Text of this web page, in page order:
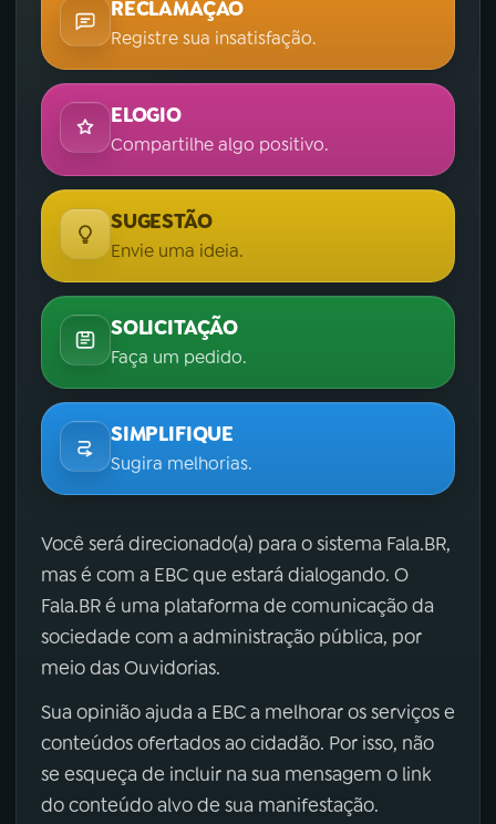
RECLAMAÇÃO
Registre sua insatisfação.
ELOGIO
Compartilhe algo positivo.
SUGESTÃO
Envie uma ideia.
SOLICITAÇÃO
Faça um pedido.
SIMPLIFIQUE
Sugira melhorias.
Você será direcionado(a) para o sistema Fala.BR,
mas é com a EBC que estará dialogando. O
Fala.BR é uma plataforma de comunicação da
sociedade com a administração pública, por
meio das Ouvidorias.
Sua opinião ajuda a EBC a melhorar os serviços e
conteúdos ofertados ao cidadão. Por isso, não
se esqueça de incluir na sua mensagem o link
do conteúdo alvo de sua manifestação.